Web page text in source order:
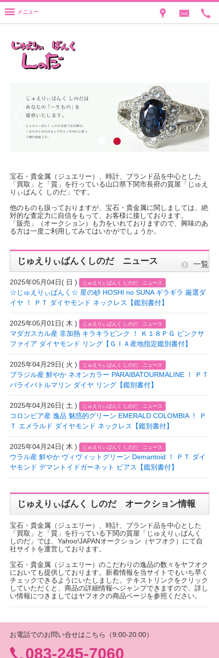
メニュー
宝石・貴金属（ジュエリー）、時計、ブランド品を中心とした
「買取」と「質」を行っている山口県下関市長府の質屋「じゅえ
りぃばんく しのだ」です。
他のものも扱っておりますが、宝石・貴金属に関しましては、絶
対的な査定力に自信をもって、お客様に接しております。
「販売」（オークション）も力をいれておりますので、興味のあ
る方は一度ご利用してみてはいかがでしょうか。
じゅえりぃばんくしのだ ニュース 一覧
2025年05月04日( 日 ) じゅえりぃばんく しのだ ニュース
☆じゅえりぃばんく☆ 星の砂 HOSHI no SUNA ギラギラ 厳選ダ
イヤ ！ ＰＴ ダイヤモンド ネックレス【鑑別書付】
2025年05月01日( 木 ) じゅえりぃばんく しのだ ニュース
マダガスカル産 非加熱 キラキラピンク ！ Ｋ１８ＰＧ ピンクサ
ファイア ダイヤモンド リング【ＧＩＡ産地指定鑑別書付】
2025年04月29日( 火 ) じゅえりぃばんく しのだ ニュース
ブラジル産 鮮やか ネオンカラー PARAIBATOURMALINE ！ ＰＴ
パライバトルマリン ダイヤ リング【鑑別書付】
2025年04月26日( 土 ) じゅえりぃばんく しのだ ニュース
コロンビア産 逸品 魅惑的グリーン EMERALD COLOMBIA ！ Ｐ
Ｔ エメラルド ダイヤモンド ネックレス【鑑別書付】
2025年04月24日( 木 ) じゅえりぃばんく しのだ ニュース
ウラル産 鮮やか ヴィヴィットグリーン Demantoid ！ ＰＴ ダイ
ヤモンド デマントイドガーネット ピアス【鑑別書付】
じゅえりぃばんく しのだ オークション情報
宝石・貴金属（ジュエリー）、時計、ブランド品を中心とした
「買取」と「質」を行っている下関の質屋「じゅえりぃばんく
しのだ」では、Yahoo!JAPANオークション（ヤフオク）にて自
社サイトを運営しております。
宝石・貴金属（ジュエリー）のこだわりの逸品の数々をヤフオク
においても提供しております。新着情報を当サイトでもいち早く
チェックできるようにいたしました。テキストリンクをクリック
していただくと、商品の詳細情報へジャンプできますので、詳し
い情報につきましてはヤフオクの商品ページを参照ください。
お電話でのお問い合せはこちら（9:00-20:00）
083-245-7060